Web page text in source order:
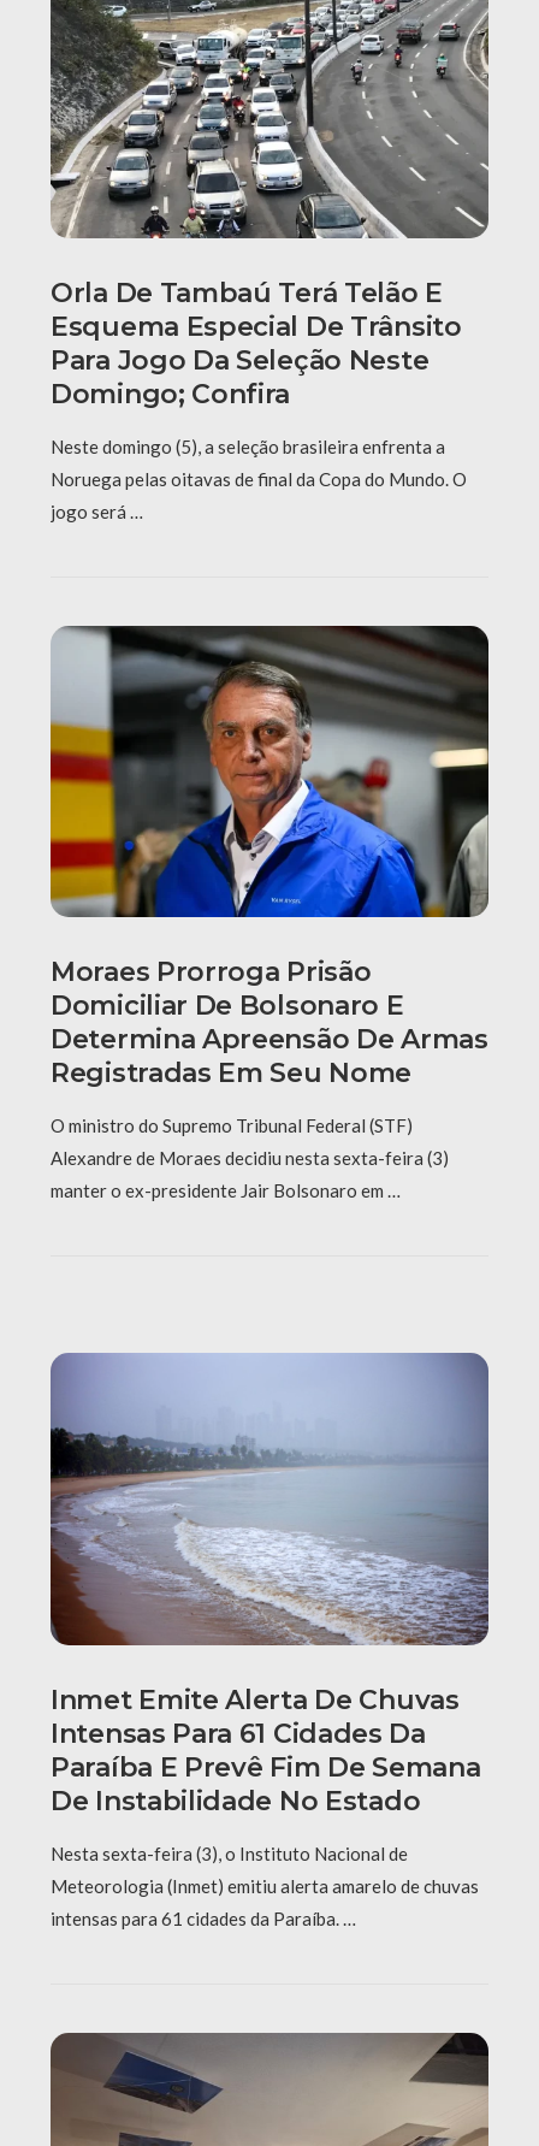
Orla De Tambaú Terá Telão E
Esquema Especial De Trânsito
Para Jogo Da Seleção Neste
Domingo; Confira
Neste domingo (5), a seleção brasileira enfrenta a
Noruega pelas oitavas de final da Copa do Mundo. O
jogo será …
Moraes Prorroga Prisão
Domiciliar De Bolsonaro E
Determina Apreensão De Armas
Registradas Em Seu Nome
O ministro do Supremo Tribunal Federal (STF)
Alexandre de Moraes decidiu nesta sexta-feira (3)
manter o ex-presidente Jair Bolsonaro em …
Inmet Emite Alerta De Chuvas
Intensas Para 61 Cidades Da
Paraíba E Prevê Fim De Semana
De Instabilidade No Estado
Nesta sexta-feira (3), o Instituto Nacional de
Meteorologia (Inmet) emitiu alerta amarelo de chuvas
intensas para 61 cidades da Paraíba. …